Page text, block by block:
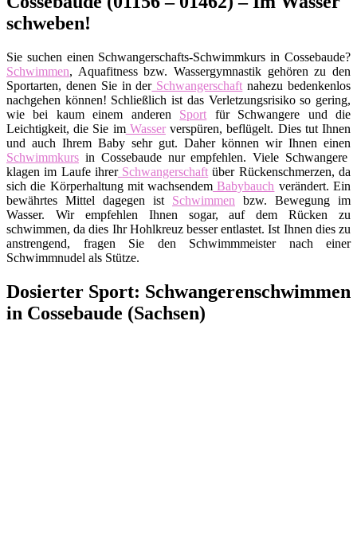
schweben!
Sie suchen einen Schwangerschafts-Schwimmkurs in Cossebaude?
Schwimmen, Aquafitness bzw. Wassergymnastik gehören zu den
Sportarten, denen Sie in derSchwangerschaft nahezu bedenkenlos
nachgehen können! Schließlich ist das Verletzungsrisiko so gering,
wie bei kaum einem anderen Sport für Schwangere und die
Leichtigkeit, die Sie imWasserverspüren, beflügelt. Dies tut Ihnen
und auch Ihrem Baby sehr gut. Daher können wir Ihnen einen
Schwimmkurs in Cossebaude nur empfehlen. Viele Schwangere
klagen im Laufe ihrerSchwangerschaft über Rückenschmerzen, da
sich die Körperhaltung mit wachsendem Babybauch verändert. Ein
bewährtes Mittel dagegen ist Schwimmen bzw. Bewegung im
Wasser. Wir empfehlen Ihnen sogar, auf dem Rücken zu
schwimmen, da dies Ihr Hohlkreuz besser entlastet. Ist Ihnen dies zu
anstrengend, fragen Sie den Schwimmmeister nach einer
Schwimmnudel als Stütze.
Dosierter Sport: Schwangerenschwimmen
in Cossebaude (Sachsen)